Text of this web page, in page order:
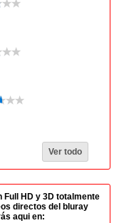
Ver todo
HD y 3D totalmente
directos del bluray
aqui en: